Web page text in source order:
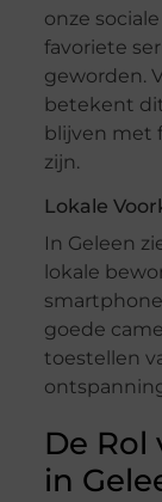
onze
favoriete
geworden.
betekent
blijven met
zijn.
Lokale
In Geleen
lokale
goede
toestellen
De
in